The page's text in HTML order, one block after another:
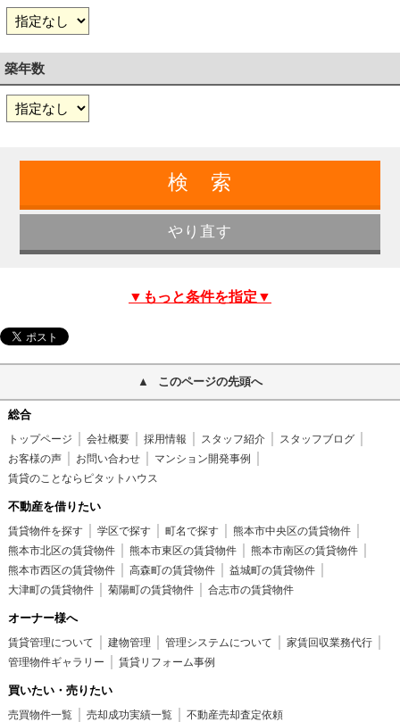
築年数
▼もっと条件を指定▼
このページの先頭へ
総合
トップページ 会社概要 採用情報 スタッフ紹介
スタッフブログ
お客様の声
お問い合わせ
マンション開発事例
賃貸のことならピタットハウス
不動産を借りたい
賃貸物件を探す 学区で探す 町名で探す
熊本市中央区の賃貸物件
熊本市北区の賃貸物件
熊本市東区の賃貸物件
熊本市南区の賃貸物件
熊本市西区の賃貸物件
高森町の賃貸物件
益城町の賃貸物件
大津町の賃貸物件
菊陽町の賃貸物件 合志市の賃貸物件
オーナー様へ
賃貸管理について 建物管理 管理システムについて
家賃回収業務代行
管理物件ギャラリー
賃貸リフォーム事例
買いたい・売りたい
売買物件一覧 売却成功実績一覧 不動産売却査定依頼